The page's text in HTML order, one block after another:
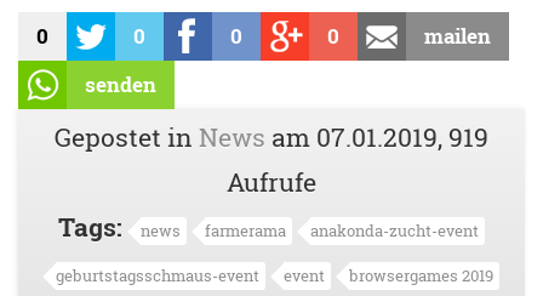
0 0 0 0
mailen
senden
Gepostet in News am 07.01.2019, 919
Aufrufe
Tags:
news farmerama anakonda-zucht-event
geburtstagsschmaus-event event browsergames 2019